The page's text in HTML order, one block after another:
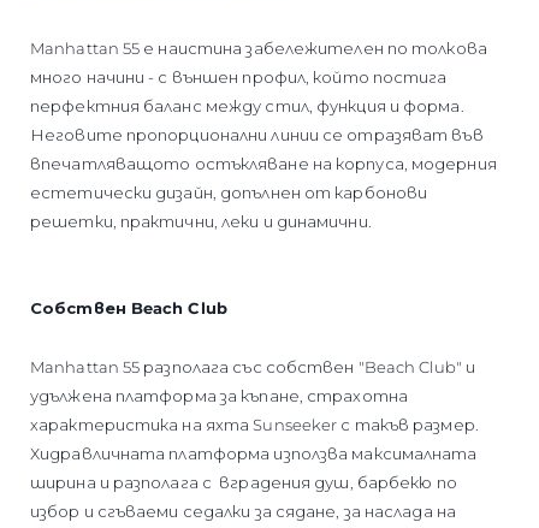
Manhattan 55 е наистина забележителен по толкова
много начини - с външен профил, който постига
перфектния баланс между стил, функция и форма.
Неговите пропорционални линии се отразяват във
впечатляващото остъкляване на корпуса, модерния
естетически дизайн, допълнен от карбонови
решетки, практични, леки и динамични.
Собствен Beach Club
Manhattan 55 разполага със собствен "Beach Club" и
удължена платформа за къпане, страхотна
характеристика на яхта Sunseeker с такъв размер.
Хидравличната платформа използва максималната
ширина и разполага с вградения душ, барбекю по
избор и сгъваеми седалки за сядане, за наслада на